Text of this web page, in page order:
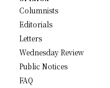
Columnists
Editorials
Letters
Wednesday Review
Public Notices
FAQ